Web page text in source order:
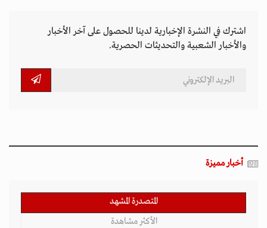
اشترك في النشرة الإخبارية لدينا للحصول على آخر الأخبار
والأخبار الشعبية والتحديثات الحصرية.
أخبار مميزة
المتصدرة المشهد
الأكثر مشاهدة